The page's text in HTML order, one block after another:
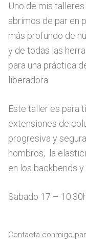
Uno de mis
abrimos de par en
más profundo de
y de todas las
para una práctica
liberadora.
Este taller es para
extensiones de
progresiva y
hombros, la
en los backbends
Sabado 17 –
Contacta conmigo